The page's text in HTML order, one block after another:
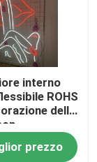
interno
ROHS
della
prezzo